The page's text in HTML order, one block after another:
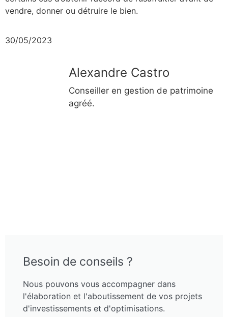
vendre, donner ou détruire le bien.
30/05/2023
Alexandre Castro
Conseiller en gestion de patrimoine
agréé.
Besoin de conseils ?
Nous pouvons vous accompagner dans
l'élaboration et l'aboutissement de vos projets
d'investissements et d'optimisations.